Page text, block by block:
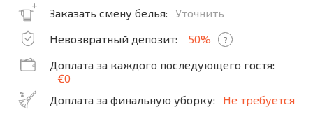
Заказать смену белья:
Уточнить
Невозвратный депозит:
50% ?
Доплата за каждого последующего гостя:
€0
Доплата за финальную уборку:
Не требуется